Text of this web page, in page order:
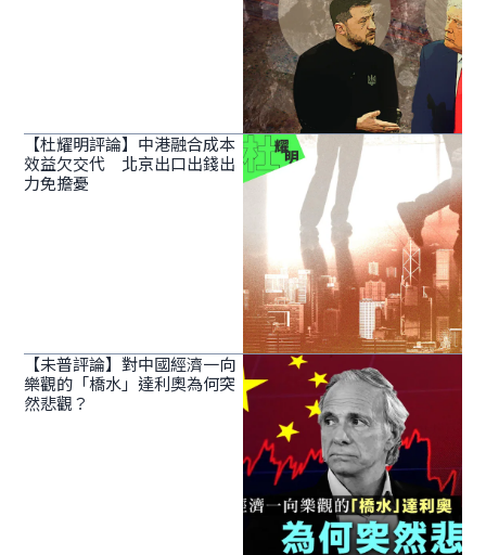
【杜耀明評論】中港融合成本
效益欠交代 北京出口出錢出
力免擔憂
【未普評論】對中國經濟一向
樂觀的「橋水」達利奧為何突
然悲觀？